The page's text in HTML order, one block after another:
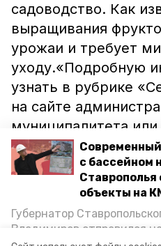
с бассейном
объекты на
Губернатор
Владимиров отправился
садоводство. Как
выращивания
урожаи и требует
уходу.«Подробную
узнать в рубрике
на сайте
муниципалитета
+7(87922) 6-12-92,
(Ольга Николаевна
сообщили в
Минвод.Ранее
высадилпервые